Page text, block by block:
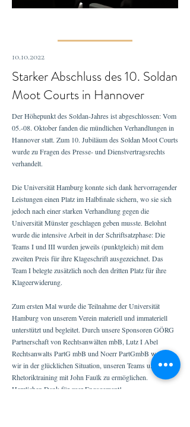
10.10.2022
Starker Abschluss des 10. Soldan
Moot Courts in Hannover
Der Höhepunkt des Soldan-Jahres ist abgeschlossen: Vom
05.-08. Oktober fanden die mündlichen Verhandlungen in
Hannover statt. Zum 10. Jubiläum des Soldan Moot Courts
wurde zu Fragen des Presse- und Dienstvertragsrechts
verhandelt.
Die Universität Hamburg konnte sich dank hervorragender
Leistungen einen Platz im Halbfinale sichern, wo sie sich
jedoch nach einer starken Verhandlung gegen die
Universität Münster geschlagen geben musste. Belohnt
wurde die intensive Arbeit in der Schriftsatzphase: Die
Teams I und III wurden jeweils (punktgleich) mit dem
zweiten Preis für ihre Klageschrift ausgezeichnet. Das
Team I belegte zusätzlich noch den dritten Platz für ihre
Klageerwiderung.
Zum ersten Mal wurde die Teilnahme der Universität
Hamburg von unserem Verein materiell und immateriell
unterstützt und begleitet. Durch unsere Sponsoren GÖRG
Partnerschaft von Rechtsanwälten mbB, Lutz I Abel
Rechtsanwalts PartG mbB und Noerr PartGmbB waren
wir in der glücklichen Situation, unseren Teams u.a. ein
Rhetoriktraining mit John Faulk zu ermöglichen.
Herzlichen Dank für euer Engagement!